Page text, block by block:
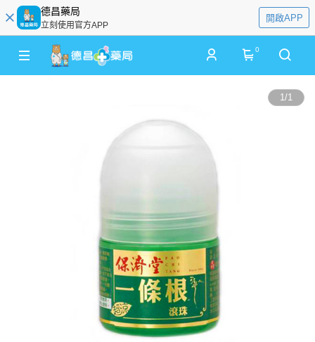
德昌藥局
立刻使用官方APP
開啟APP
0
1/1